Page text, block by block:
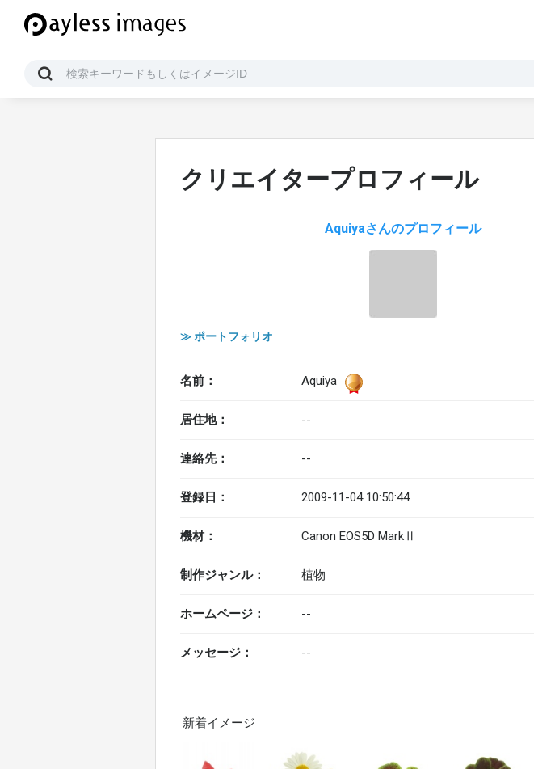
クリエイタープロフィール
Aquiyaさんのプロフィール
≫ ポートフォリオ
名前： Aquiya
居住地： --
連絡先： --
登録日： 2009-11-04 10:50:44
機材： Canon EOS5D MarkⅡ
制作ジャンル： 植物
ホームページ： --
メッセージ： --
新着イメージ